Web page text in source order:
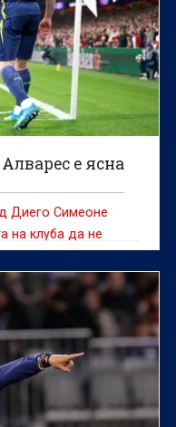
е ясна
Диего Симеоне
на клуба да не
е желан от редица
през